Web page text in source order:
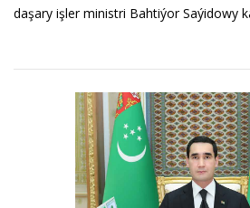
daşary işler ministri Bahtiýor Saýidowy